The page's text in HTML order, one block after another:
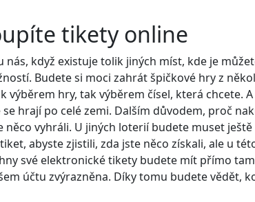
tikety online
když existuje tolik jiných míst, kde je
Budete si moci zahrát špičkové hry z
výběrem hry, tak výběrem čísel, která chcete.
hrají po celé zemi. Dalším důvodem, proč
vyhráli. U jiných loterií budete muset
abyste zjistili, zda jste něco získali, ale u
své elektronické tikety budete mít přímo
účtu zvýrazněna. Díky tomu budete vědět,